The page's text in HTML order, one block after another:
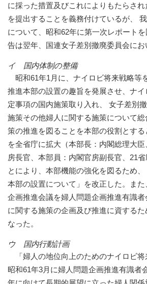
に採った措置及びこれによりもたらさ
を提出することを義務付けているが、
について、昭和62年に第一次レポート
告は翌年、国連女子差別撤廃委員会にお
イ 国内体制の整備
昭和61年1月に、ナイロビ将来戦略等
推進本部の設置の趣旨を発展させ、ナ
定事項の国内施策取り入れ、 女子差別
施策その他婦人に関する施策について
策の推進を図ることを本部の役割とす
を全省庁に拡大（本部長：内閣総理大
房長官、本部員：内閣官房副長官、21
とにより、本部機能の強化を図るため
本部の設置について」を改正した。ま
企画推進会議を婦人問題企画推進有識者
に関する施策の企画及び推進に資する
なった。
ウ 国内行動計画
「婦人の地位向上のためのナイロビ将
昭和61年3月に婦人問題企画推進有識者